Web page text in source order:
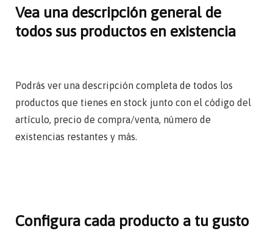
Vea una descripción general de
todos sus productos en existencia
Podrás ver una descripción completa de todos los
productos que tienes en stock junto con el código del
artículo, precio de compra/venta, número de
existencias restantes y más.
Configura cada producto a tu gusto